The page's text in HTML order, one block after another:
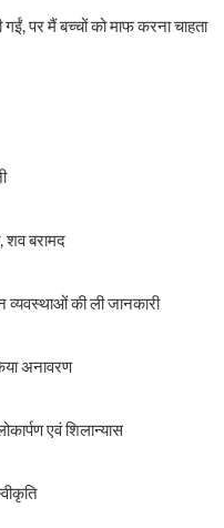
गईं, पर मैं बच्चों को माफ करना चाहता
शव बरामद
की ली जानकारी
अनावरण
एवं शिलान्यास